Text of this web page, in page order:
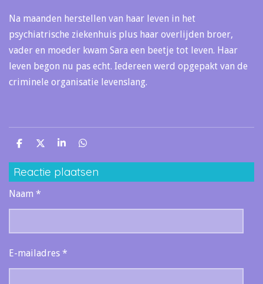
Na maanden herstellen van haar leven in het
psychiatrische ziekenhuis plus haar overlijden broer,
vader en moeder kwam Sara een beetje tot leven. Haar
leven begon nu pas echt. Iedereen werd opgepakt van de
criminele organisatie levenslang.
D
e
n
D
l
S
a
r
e
D
e
n
Reactie plaatsen
Naam *
E-mailadres *